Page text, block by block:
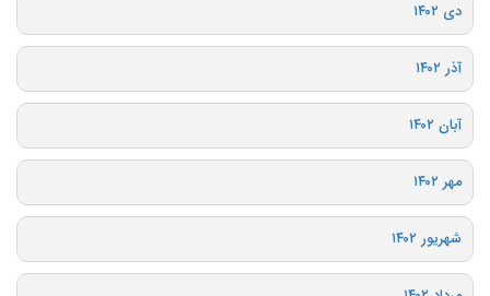
دی ۱۴۰۲
آذر ۱۴۰۲
آبان ۱۴۰۲
مهر ۱۴۰۲
شهریور ۱۴۰۲